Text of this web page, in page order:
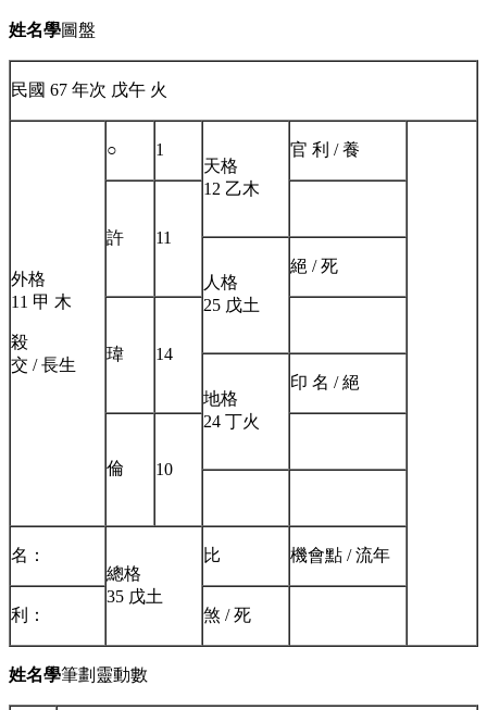
姓名學圖盤
民國 67 年次 戊午 火
外格
11 甲 木
殺
交 / 長生
○
1
天格
12 乙木
官 利 / 養
許 11
人格
25 戊土
絕 / 死
瑋 14
地格
24 丁火
印 名 / 絕
倫 10
名：
總格
35 戊土
比 機會點 / 流年
利： 煞 / 死
姓名學筆劃靈動數